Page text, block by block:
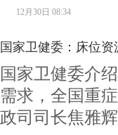
12月30日 08:34
国家卫健委：床位
国家卫健委介
需求，全国重
政司司长焦雅辉